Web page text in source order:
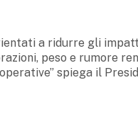
a ridurre gli
peso e rumore
spiega il